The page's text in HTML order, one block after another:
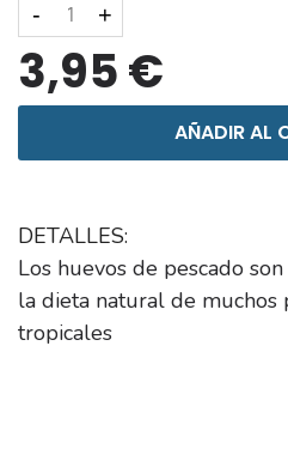
- +
3,95 €
AÑADIR AL
DETALLES:
Los huevos de pescado
la dieta natural de muchos
tropicales